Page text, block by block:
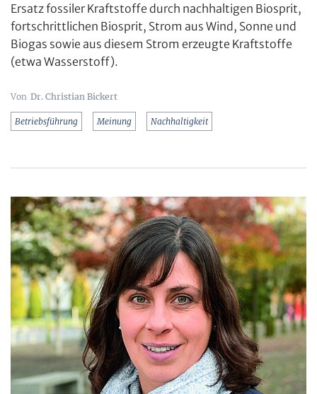
Ersatz fossiler Kraftstoffe durch nachhaltigen Biosprit,
fortschrittlichen Biosprit, Strom aus Wind, Sonne und
Biogas sowie aus diesem Strom erzeugte Kraftstoffe
(etwa Wasserstoff).
Dr. Christian Bickert
Betriebsführung Meinung Nachhaltigkeit